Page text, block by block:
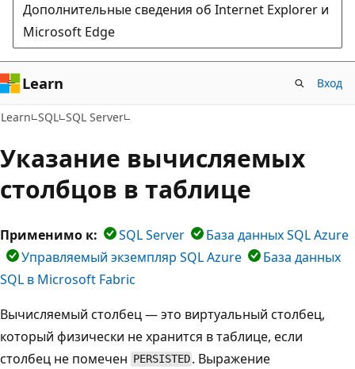
Дополнительные сведения об Internet Explorer и
Microsoft Edge
Learn Вход
Learn SQL SQL Server
Указание вычисляемых
столбцов в таблице
Применимо к: SQL Server
База данных SQL Azure
Управляемый экземпляр SQL Azure
База данных
SQL в Microsoft Fabric
Вычисляемый столбец — это виртуальный столбец,
который физически не хранится в таблице, если
столбец не помечен PERSISTED . Выражение